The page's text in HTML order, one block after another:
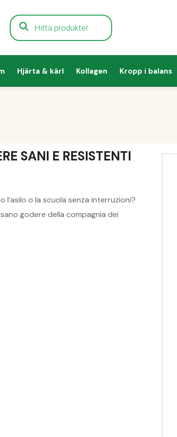
Hjärta & kärl Kollagen Kropp i balans
SANI E RESISTENTI
o la scuola senza interruzioni?
godere della compagnia dei